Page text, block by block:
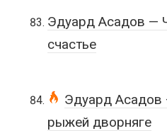
Эдуард Асадов —
счастье
Эдуард Асадов
рыжей дворняге